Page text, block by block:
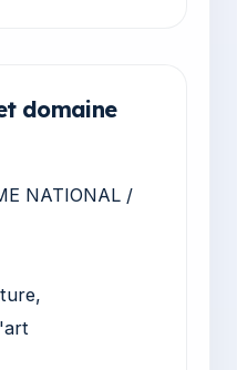
domaine
NATIONAL /